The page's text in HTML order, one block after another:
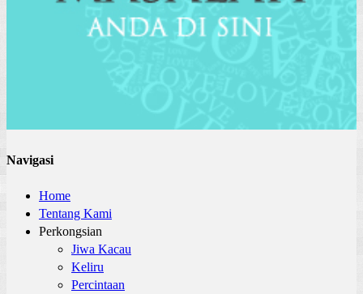
Navigasi
Home
Tentang Kami
Perkongsian
Jiwa Kacau
Keliru
Percintaan